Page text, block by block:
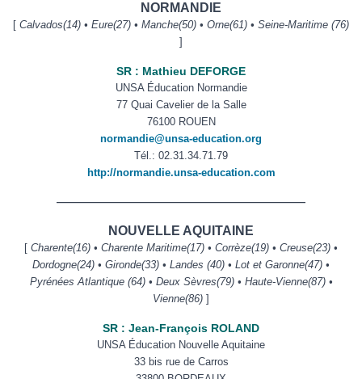
NORMANDIE
[ Calvados(14) • Eure(27) • Manche(50) • Orne(61) • Seine-Maritime (76)
]
SR : Mathieu DEFORGE
UNSA Éducation Normandie
77 Quai Cavelier de la Salle
76100 ROUEN
normandie@unsa-education.org
Tél.: 02.31.34.71.79
http://normandie.unsa-education.com
——————————————————————
NOUVELLE AQUITAINE
[ Charente(16) • Charente Maritime(17) • Corrèze(19) • Creuse(23) •
Dordogne(24) • Gironde(33) • Landes (40) • Lot et Garonne(47) •
Pyrénées Atlantique (64) • Deux Sèvres(79) • Haute-Vienne(87) •
Vienne(86) ]
SR : Jean-François ROLAND
UNSA Éducation Nouvelle Aquitaine
33 bis rue de Carros